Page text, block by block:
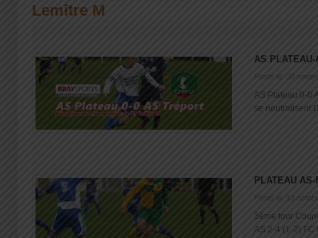
Lemître M
AS PLATEAU-
Posté le: 30
AS Plateau 0-0
se neutralisent
PLATEAU
Posté le: 13
3ème tour
AS 2-4 (1-2) FC